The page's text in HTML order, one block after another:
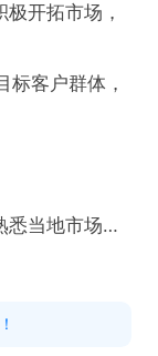
开拓市场，
标客户群体，
悉当地市场环